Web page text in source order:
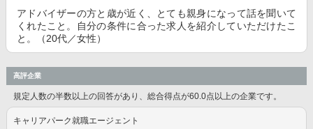
アドバイザーの方と歳が近く、とても親身になって話を聞いて
くれたこと。自分の条件に合った求人を紹介していただけたこ
と。（20代／女性）
高評企業
規定人数の半数以上の回答があり、総合得点が60.0点以上の企業です。
キャリアパーク就職エージェント